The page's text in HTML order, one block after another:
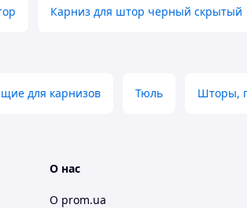
Карниз для штор черный скрытый
для карнизов Тюль Шторы,
О нас
О prom.ua